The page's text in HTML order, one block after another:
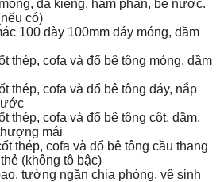
đà kiềng, hầm phân, bể nước.
có)
100 dày 100mm đáy móng, dầm
thép, cofa và đổ bê tông móng, dầm
thép, cofa và đổ bê tông đáy, nắp
thép, cofa và đổ bê tông cột, dầm,
mái
thép, cofa và đổ bê tông cầu thang
(không tô bậc)
tường ngăn chia phòng, vệ sinh